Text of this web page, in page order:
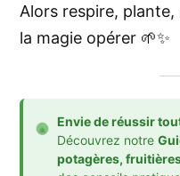
Alors respire,
la magie opérer 🌱✨
Envie de réussir
Découvrez notre
potagères,